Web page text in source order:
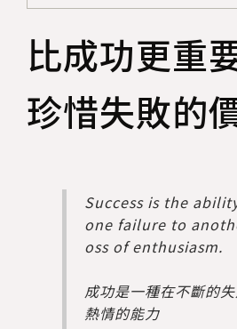
比成功更重
珍惜失敗的
Success is the
one failure to
oss of enthusiasm.
成功是一種在不斷的
熱情的能力